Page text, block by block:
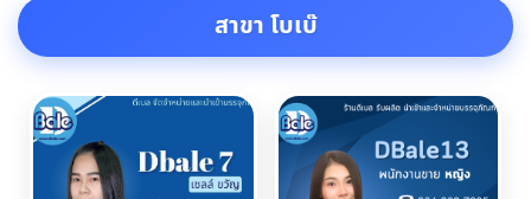
สาขา โบเบ๊